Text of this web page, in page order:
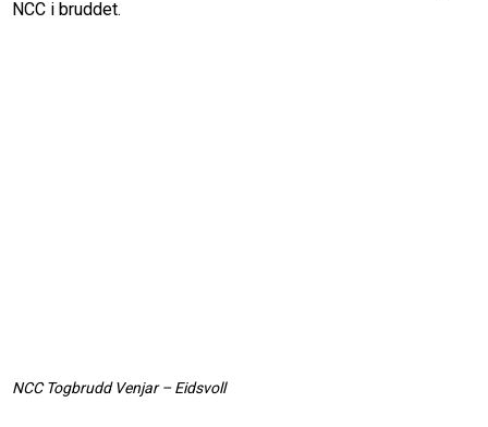
NCC i bruddet.
NCC Togbrudd Venjar – Eidsvoll